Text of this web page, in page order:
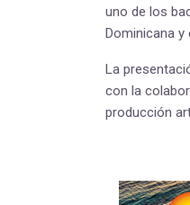
uno de los
Dominicana
La
con la
producción